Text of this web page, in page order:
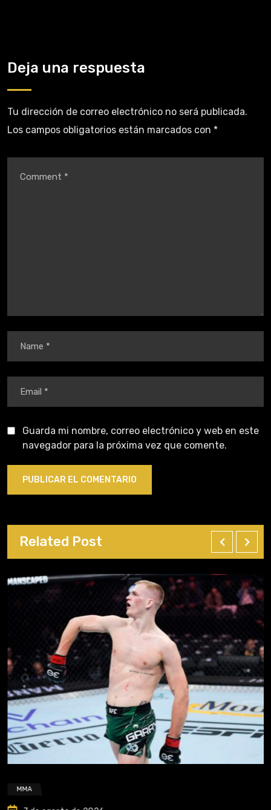
Deja una respuesta
Tu dirección de correo electrónico no será publicada.
Los campos obligatorios están marcados con *
Guarda mi nombre, correo electrónico y web en este
navegador para la próxima vez que comente.
Related Post
MMA